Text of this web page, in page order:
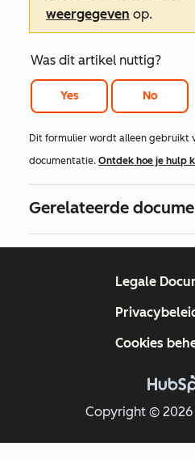
weergegeven op.
Was dit artikel nuttig?
Yes No
Dit formulier wordt alleen gebruikt
documentatie. Ontdek hoe je hulp
Gerelateerde
Copyright © 2026
Legale
Cookies